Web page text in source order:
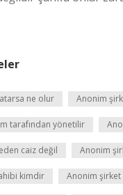
ne olur Anonim
tarafından yönetilir
caiz değil Anonim
kimdir Anonim